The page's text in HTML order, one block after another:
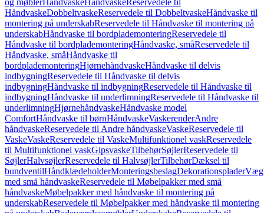
og møblerHåndvaskeHåndvaskeReservedele til
HåndvaskeDobbeltvaskeReservedele til DobbeltvaskeHåndvaske til
montering på underskabReservedele til Håndvaske til montering på
underskabHåndvaske til bordplademonteringReservedele til
Håndvaske til bordplademonteringHåndvaske, småReservedele til
Håndvaske, småHåndvaske til
bordplademonteringHjørnehåndvaskeHåndvaske til delvis
indbygningReservedele til Håndvaske til delvis
indbygningHåndvaske til indbygningReservedele til Håndvaske til
indbygningHåndvaske til underlimningReservedele til Håndvaske til
underlimningHjørnehåndvaskeHåndvaske model
ComfortHåndvaske til børnHåndvaskeVaskerenderAndre
håndvaskeReservedele til Andre håndvaskeVaskeReservedele til
VaskeVaskeReservedele til VaskeMultifunktionel vaskReservedele
til Multifunktionel vaskGipsvaskeTilbehørSøjlerReservedele til
SøjlerHalvsøjlerReservedele til HalvsøjlerTilbehørDæksel til
bundventilHåndklædeholderMonteringsbeslagDekorationsplader
med små håndvaskeReservedele til Møbelpakker med små
håndvaskeMøbelpakker med håndvaske til montering på
underskabReservedele til Møbelpakker med håndvaske til montering